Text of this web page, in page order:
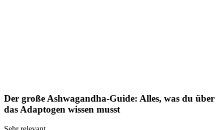
Der große Ashwagandha-Guide: Alles, was du über
das Adaptogen wissen musst